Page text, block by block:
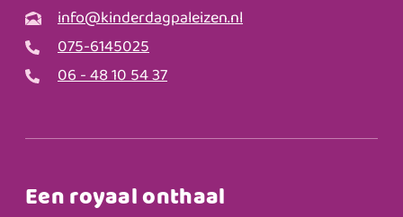
info@kinderdagpaleizen.nl
075-6145025
06 - 48 10 54 37
Een royaal onthaal